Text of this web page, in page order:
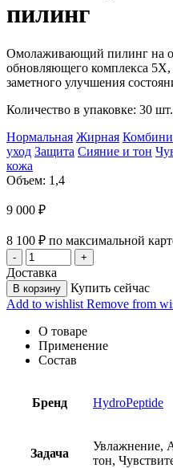
пилинг
Омолаживающий пилинг на
обновляющего комплекса
заметного улучшения
Количество в упаковке: 30 шт.
Нормальная Жирная
уход Защита Сияние и тон
кожа
Объем: 1,4
9 000 ₽
8 100 ₽ по максимальной
Доставка
В корзину
Купить сейчас
Add to wishlist Remove from
О товаре
Применение
Состав
Бренд HydroPeptide
Задача
Увлажнение,
тон,